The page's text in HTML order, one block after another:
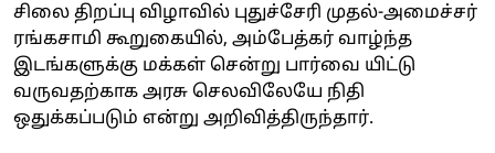
சிலை திறப்பு விழாவில் புதுச்சேரி முதல்-அமைச்சர்
ரங்கசாமி கூறுகையில், அம்பேத்கர் வாழ்ந்த
இடங்களுக்கு மக்கள் சென்று பார்வை யிட்டு
வருவதற்காக அரசு செலவிலேயே நிதி
ஒதுக்கப்படும் என்று அறிவித்திருந்தார்.